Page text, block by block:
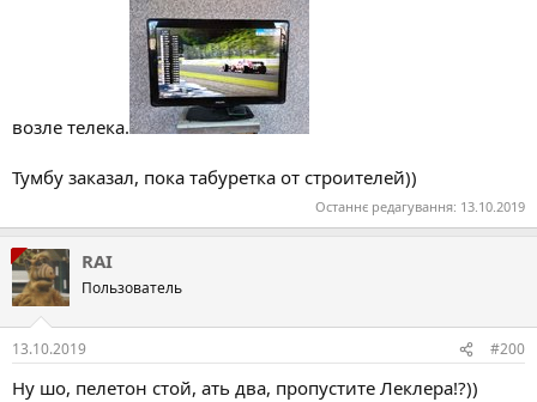
возле телека.
Тумбу заказал, пока табуретка от строителей))
Останнє редагування: 13.10.2019
RAI
Пользователь
13.10.2019 #200
Ну шо, пелетон стой, ать два, пропустите Леклера!?))